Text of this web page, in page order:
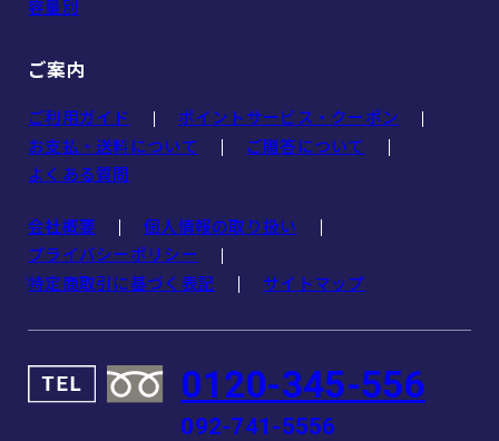
容量別
ご案内
ご利用ガイド
ポイントサービス・クーポン
お支払・送料について
ご贈答について
よくある質問
会社概要
個人情報の取り扱い
プライバシーポリシー
特定商取引に基づく表記
サイトマップ
0120-345-556
092-741-5556